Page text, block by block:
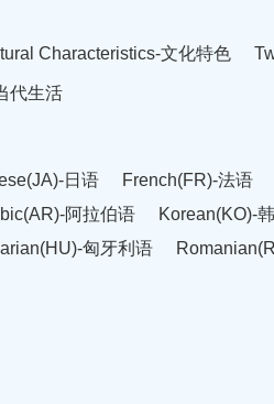
Characteristics-文化特色
代生活
日语 French(FR)-法语
阿拉伯语 Korean(KO)-
匈牙利语